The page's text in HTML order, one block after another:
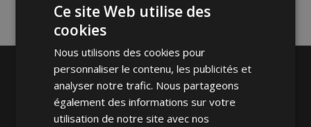
Ce site Web utilise des
cookies
Nous utilisons des cookies pour
personnaliser le contenu, les publicités et
analyser notre trafic. Nous partageons
également des informations sur votre
utilisation de notre site avec nos